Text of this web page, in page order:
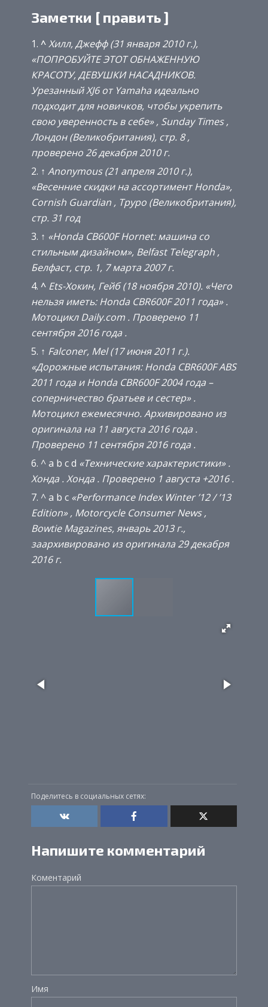
Заметки [ править ]
^Хилл, Джефф (31 января 2010 г.),
«ПОПРОБУЙТЕ ЭТОТ ОБНАЖЕННУЮ
КРАСОТУ, ДЕВУШКИ НАСАДНИКОВ.
Урезанный XJ6 от Yamaha идеально
подходит для новичков, чтобы укрепить
свою уверенность в себе» , Sunday Times,
Лондон (Великобритания), стр. 8 ,
проверено 26 декабря 2010 г.
↑ Anonymous (21 апреля 2010 г.),
«Весенние скидки на ассортимент Honda»,
Cornish Guardian , Труро (Великобритания),
стр. 31 год
↑ «Honda CB600F Hornet: машина со
стильным дизайном», Belfast Telegraph ,
Белфаст, стр. 1, 7 марта 2007 г.
^ Ets-Хокин, Гейб (18 ноября 2010). «Чего
нельзя иметь: Honda CBR600F 2011 года».
Мотоцикл Daily.com . Проверено 11
сентября2016 года .
↑ Falconer, Mel (17 июня 2011 г.).
«Дорожные испытания: Honda CBR600F ABS
2011 года и Honda CBR600F 2004 года –
соперничество братьев и сестер».
Мотоцикл ежемесячно. Архивировано из
оригинала на 11 августа 2016 года .
Проверено 11 сентября2016 года .
^ a b c d «Технические характеристики».
Хонда . Хонда . Проверено 1 августа +2016.
^ a b c «Performance Index Winter ’12 / ’13
Edition», Motorcycle Consumer News,
Bowtie Magazines, январь 2013 г.,
заархивировано изоригинала 29 декабря
2016 г.
Поделитесь в социальных сетях:
Напишите комментарий
Коментарий
Имя